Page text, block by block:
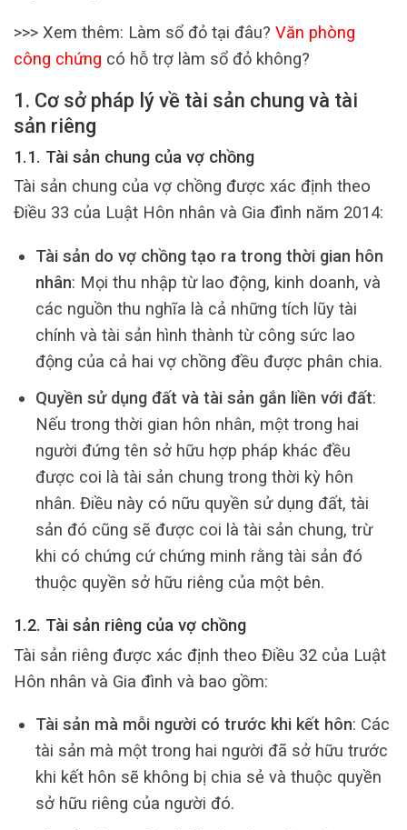
>>> Xem thêm: Làm sổ đỏ tại đâu? Văn phòng
công chứng có hỗ trợ làm sổ đỏ không?
1. Cơ sở pháp lý về tài sản chung và tài
sản riêng
1.1. Tài sản chung của vợ chồng
Tài sản chung của vợ chồng được xác định theo
Điều 33 của Luật Hôn nhân và Gia đình năm 2014:
Tài sản do vợ chồng tạo ra trong thời gian hôn
nhân: Mọi thu nhập từ lao động, kinh doanh, và
các nguồn thu nghĩa là cả những tích lũy tài
chính và tài sản hình thành từ công sức lao
động của cả hai vợ chồng đều được phân chia.
Quyền sử dụng đất và tài sản gắn liền với đất:
Nếu trong thời gian hôn nhân, một trong hai
người đứng tên sở hữu hợp pháp khác đều
được coi là tài sản chung trong thời kỳ hôn
nhân. Điều này có nữu quyền sử dụng đất, tài
sản đó cũng sẽ được coi là tài sản chung, trừ
khi có chứng cứ chứng minh rằng tài sản đó
thuộc quyền sở hữu riêng của một bên.
1.2. Tài sản riêng của vợ chồng
Tài sản riêng được xác định theo Điều 32 của Luật
Hôn nhân và Gia đình và bao gồm:
Tài sản mà mỗi người có trước khi kết hôn: Các
tài sản mà một trong hai người đã sở hữu trước
khi kết hôn sẽ không bị chia sẻ và thuộc quyền
sở hữu riêng của người đó.